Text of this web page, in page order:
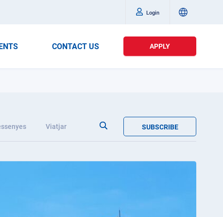
Login
CONTACT US APPLY
Viatjar SUBSCRIBE